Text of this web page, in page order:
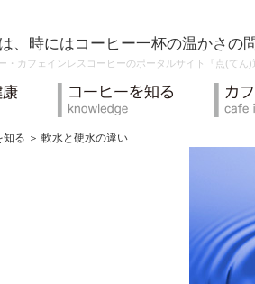
、時にはコーヒー一杯の温かさの
・カフェインレスコーヒーのポータルサイト『点(て
知る ＞ 軟水と硬水の違い